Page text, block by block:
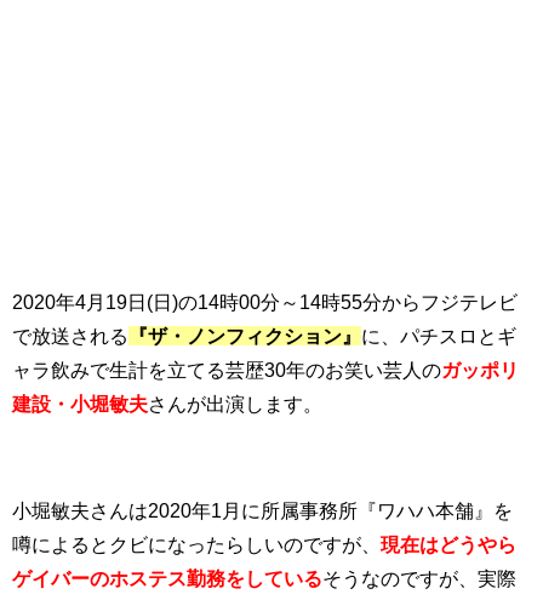
2020年4月19日(日)の14時00分～14時55分からフジテレビ
で放送される
『ザ・ノンフィクション』 に、パチスロとギ
ャラ飲みで生計を立てる芸歴30年のお笑い芸人のガッポリ
建設・小堀敏夫さんが出演します。
小堀敏夫さんは2020年1月に所属事務所『ワハハ本舗』を
噂によるとクビになったらしいのですが、 現在はどうやら
ゲイバーのホステス勤務をしているそうなのですが、実際